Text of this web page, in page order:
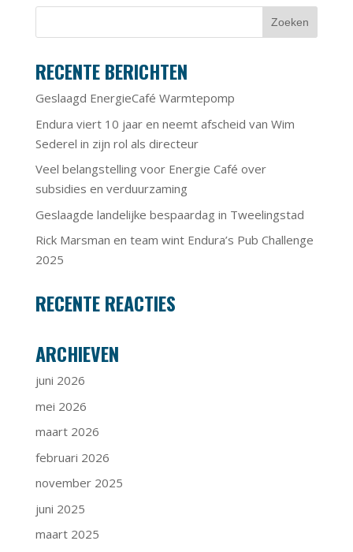
RECENTE BERICHTEN
Geslaagd EnergieCafé Warmtepomp
Endura viert 10 jaar en neemt afscheid van Wim
Sederel in zijn rol als directeur
Veel belangstelling voor Energie Café over
subsidies en verduurzaming
Geslaagde landelijke bespaardag in Tweelingstad
Rick Marsman en team wint Endura’s Pub Challenge
2025
RECENTE REACTIES
ARCHIEVEN
juni 2026
mei 2026
maart 2026
februari 2026
november 2025
juni 2025
maart 2025